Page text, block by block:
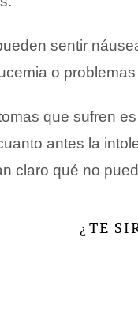
sentir
o
que sufren
antes la
claro qué no
¿ TE